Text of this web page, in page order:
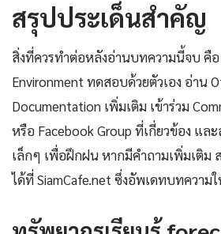
สรุปประเด็นสำคัญ
สิ่งที่ควรทำต่อหลังอ่านบทความนี้จบ คือ
Environment ทดสอบด้วยตัวเอง อ่าน
Documentation เพิ่มเติม เข้าร่วม
หรือ Facebook Group ที่เกี่ยวข้อง แล
เล็กๆ เพื่อฝึกฝน หากมีคำถามเพิ่มเติม
ได้ที่ SiamCafe.net ซึ่งอัพเดทบทควา